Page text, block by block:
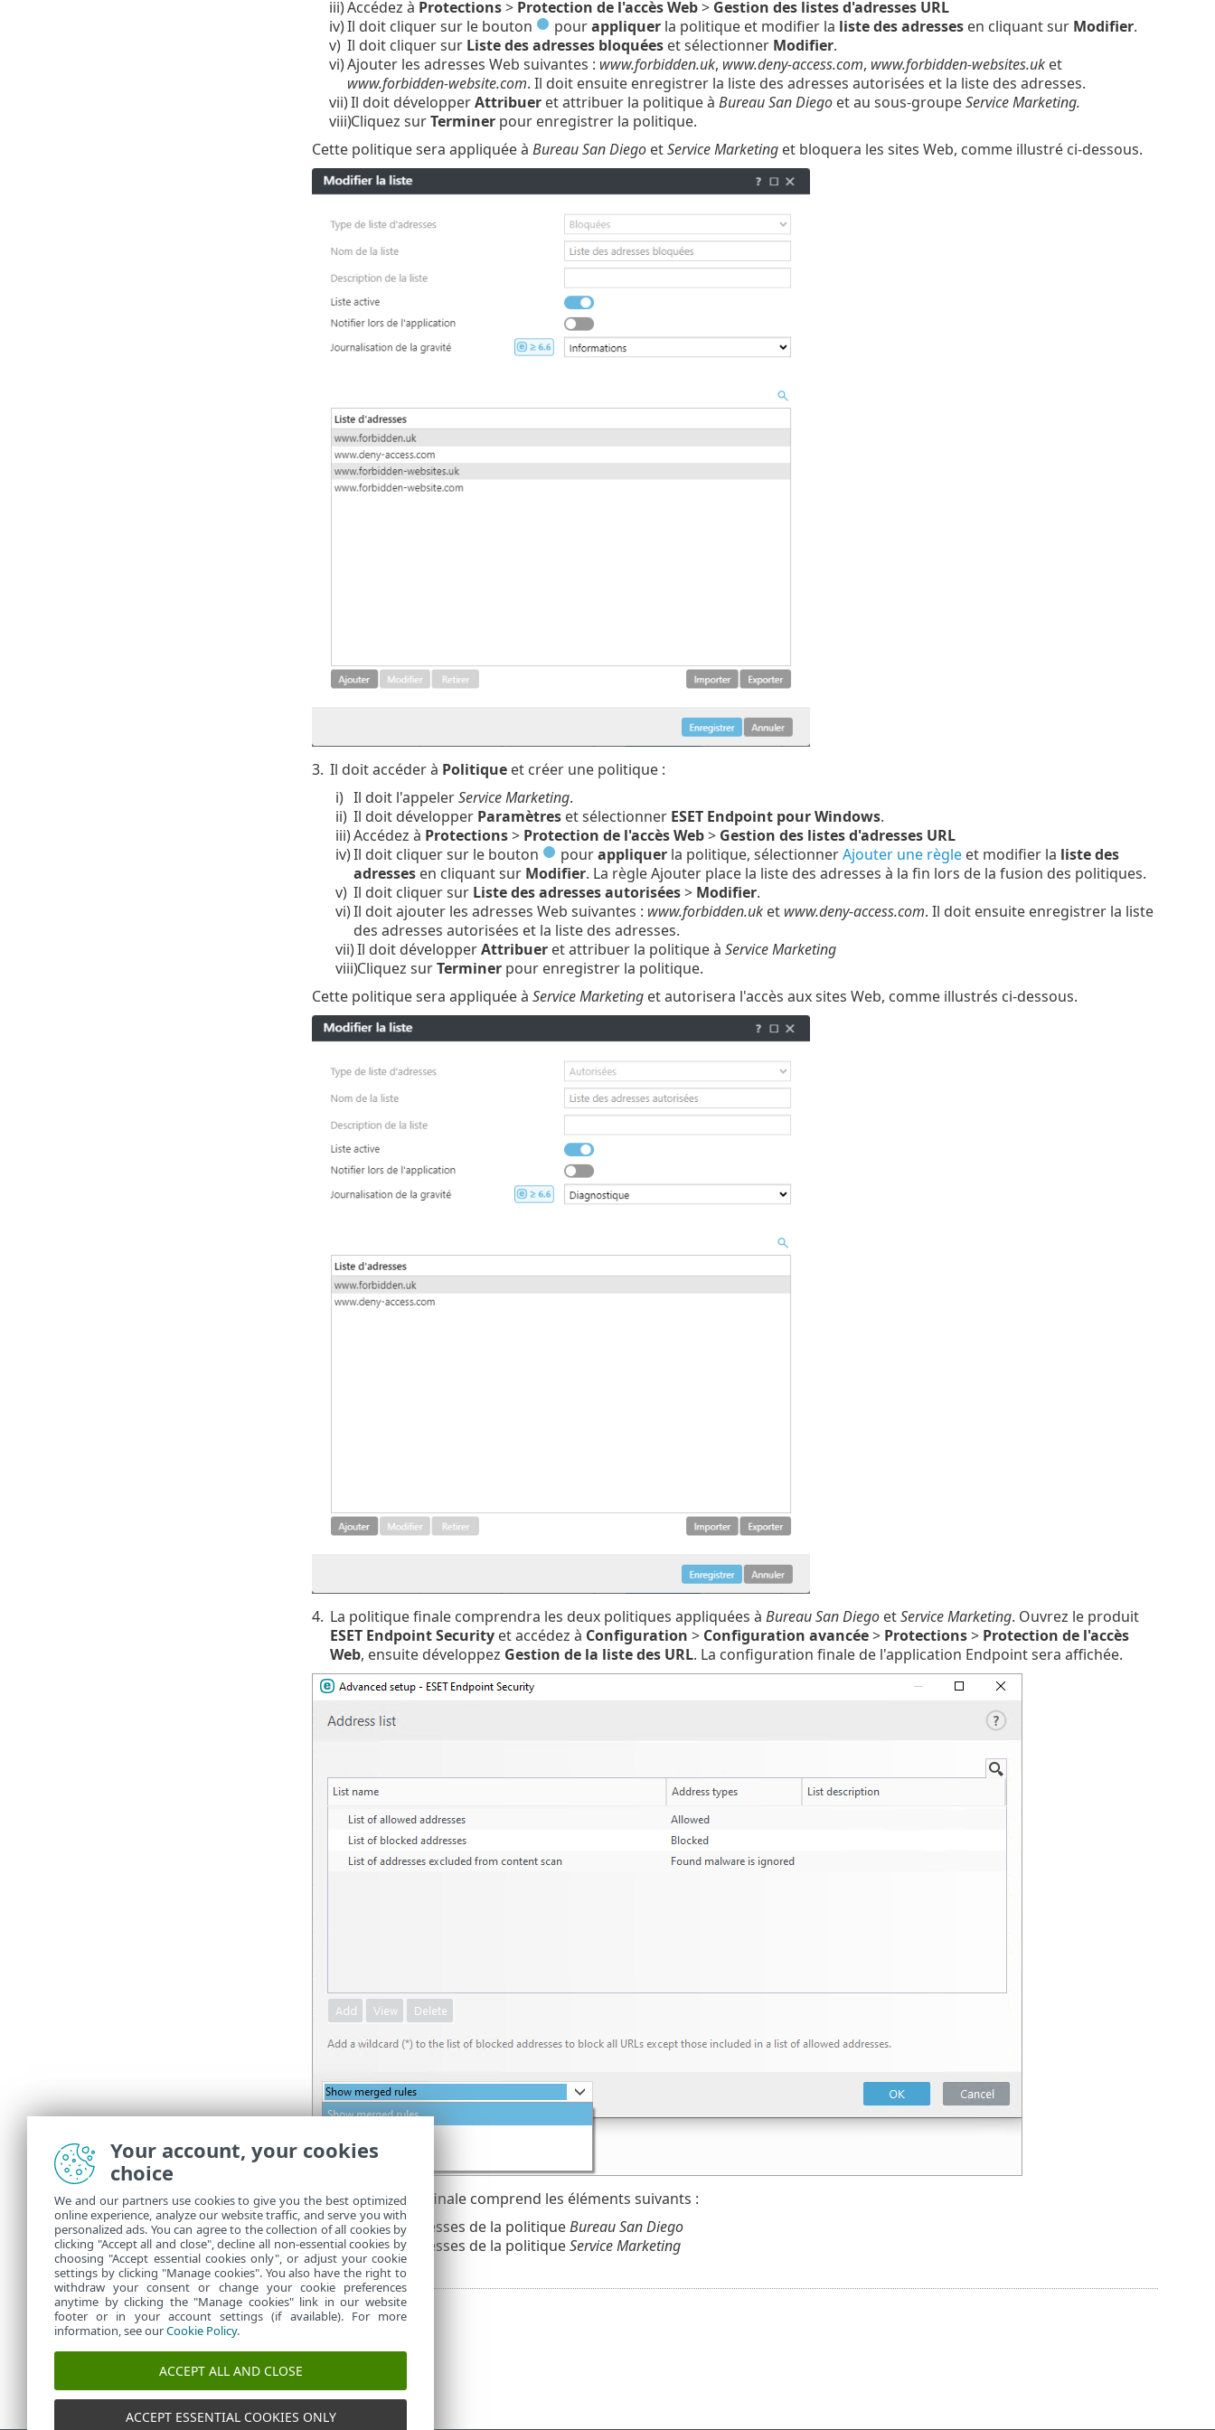
iii)Accédez à Protections> Protection de l'accès Web> Gestion des listes d'adresses URL
iv)Il doit cliquer sur le bouton pourappliquerla politique et modifier la liste des adressesen cliquant sur Modifier.
v) Il doit cliquer sur Liste des adresses bloquéeset sélectionner Modifier.
vi)Ajouter les adresses Web suivantes : www.forbidden.uk, www.deny-access.com, www.forbidden-websites.uket
www.forbidden-website.com. Il doit ensuite enregistrer la liste des adresses autorisées et la liste des adresses.
vii)Il doit développerAttribueret attribuer la politique à Bureau San Diegoet au sous-groupeService Marketing.
viii)Cliquez surTerminerpour enregistrer la politique.
Cette politique sera appliquée à Bureau San DiegoetService Marketinget bloquera les sites Web, comme illustré ci-dessous.
3. Il doit accéder à Politiqueet créer une politique :
i) Il doit l'appelerService Marketing.
ii) Il doit développer Paramètreset sélectionner ESET Endpoint pour Windows.
iii)Accédez à Protections> Protection de l'accès Web> Gestion des listes d'adresses URL
iv)Il doit cliquer sur le bouton pourappliquerla politique, sélectionnerAjouter une règleet modifier la liste des
adressesen cliquant sur Modifier. La règle Ajouter place la liste des adresses à la fin lors de la fusion des politiques.
v) Il doit cliquer sur Liste des adresses autorisées> Modifier.
vi)Il doit ajouter les adresses Web suivantes : www.forbidden.uket www.deny-access.com. Il doit ensuite enregistrer la liste
des adresses autorisées et la liste des adresses.
vii)Il doit développerAttribueret attribuer la politique à Service Marketing
viii)Cliquez surTerminerpour enregistrer la politique.
Cette politique sera appliquée à Service Marketinget autorisera l'accès aux sites Web, comme illustrés ci-dessous.
4. La politique finale comprendra les deux politiques appliquées à Bureau San DiegoetService Marketing. Ouvrez le produit
ESET Endpoint Securityet accédez à Configuration > Configuration avancée> Protections> Protection de l'accès
Web, ensuite développez Gestion de la liste des URL. La configuration finale de l'application Endpoint sera affichée.
La configuration finale comprend les éléments suivants :
• Liste des adresses de la politiqueBureau San Diego
• Liste des adresses de la politiqueService Marketing
Your account, your cookies
choice
We and our partners use cookies to give you the best optimized
online experience, analyze our website traffic, and serve you with
personalized ads. You can agree to the collection of all cookies by
clicking "Accept all and close", decline all non-essential cookies by
choosing "Accept essential cookies only", or adjust your cookie
settings by clicking "Manage cookies". You also have the right to
withdraw your consent or change your cookie preferences
anytime by clicking the "Manage cookies" link in our website
footer or in your account settings (if available). For more
information, see ourCookie Policy.
ACCEPT ALL AND CLOSE
ACCEPT ESSENTIAL COOKIES ONLY